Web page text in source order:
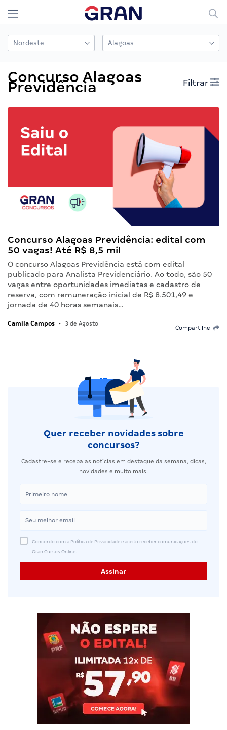
Concurso Alagoas
Previdência Filtrar
Concurso Alagoas Previdência: edital com
50 vagas! Até R$ 8,5 mil
O concurso Alagoas Previdência está com edital
publicado para Analista Previdenciário. Ao todo, são 50
vagas entre oportunidades imediatas e cadastro de
reserva, com remuneração inicial de R$ 8.501,49 e
jornada de 40 horas semanais…
Camila Campos • 3 de Agosto
Compartilhe
Quer receber novidades sobre
concursos?
Cadastre-se e receba as notícias em destaque da semana, dicas,
novidades e muito mais.
Concordo com a Política de Privacidade e aceito receber comunicações do
Gran Cursos Online.